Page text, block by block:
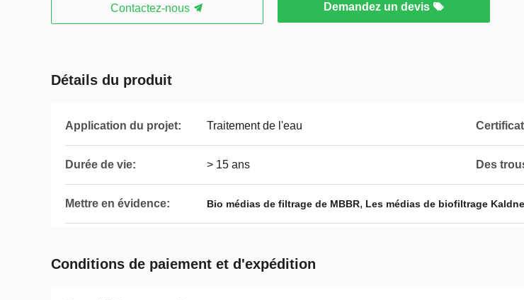
Contactez-nous Demandez un devis
Détails du produit
Application du projet: Traitement de l'eau
Durée de vie: > 15 ans Des
Mettre en évidence: Bio médias de filtrage de MBBR, Les médias de biofiltrage
Conditions de paiement et d'expédition